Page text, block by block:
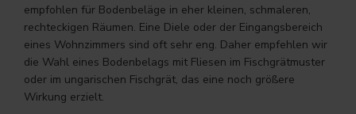
empfohlen für Bodenbeläge in eher kleinen, schmaleren,
rechteckigen Räumen. Eine Diele oder der Eingangsbereich
eines Wohnzimmers sind oft sehr eng. Daher empfehlen wir
die Wahl eines Bodenbelags mit Fliesen im Fischgrätmuster
oder im ungarischen Fischgrät, das eine noch größere
Wirkung erzielt.